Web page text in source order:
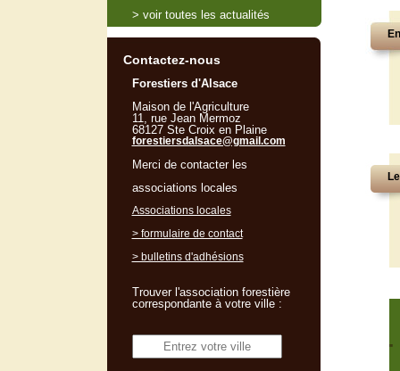
"
> voir toutes les actualités
Contactez-nous
Forestiers d'Alsace
Maison de l'Agriculture
11, rue Jean Mermoz
68127 Ste Croix en Plaine
forestiersdalsace@gmail.com
Merci de contacter les
associations locales
Associations locales
> formulaire de contact
> bulletins d'adhésions
Trouver l'association forestière
correspondante à votre ville :